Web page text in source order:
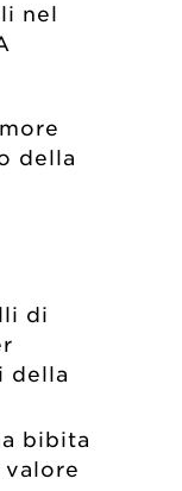
nel
della
di
della
bibita